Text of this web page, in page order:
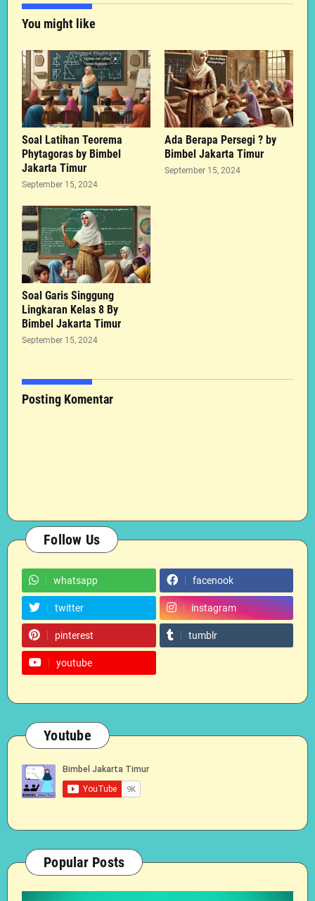
You might like
Soal Latihan Teorema
Phytagoras by Bimbel
Jakarta Timur
September 15, 2024
Ada Berapa Persegi ? by
Bimbel Jakarta Timur
September 15, 2024
Soal Garis Singgung
Lingkaran Kelas 8 By
Bimbel Jakarta Timur
September 15, 2024
Posting Komentar
Follow Us
whatsapp facenook
twitter instagram
pinterest tumblr
youtube
Youtube
Popular Posts